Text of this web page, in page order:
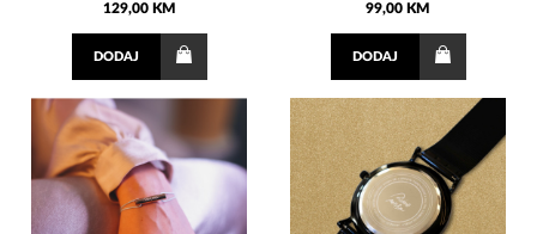
129,00 KM
DODAJ
99,00 KM
DODAJ